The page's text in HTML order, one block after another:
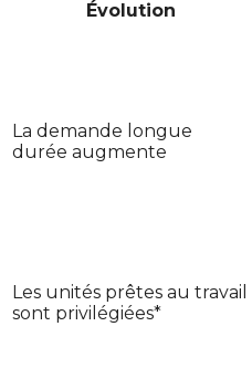
Évolution
La demande longue
durée augmente
Les unités prêtes au travail
sont privilégiées*